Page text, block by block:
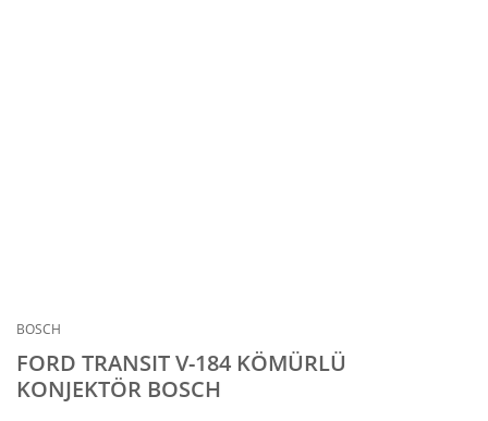
BOSCH
FORD TRANSIT V-184 KÖMÜRLÜ
KONJEKTÖR BOSCH